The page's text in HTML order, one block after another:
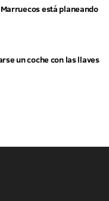
está planeando
un coche con las llaves